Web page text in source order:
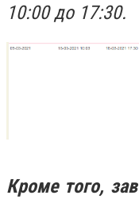
10:00 до 17:30.
Кроме того,